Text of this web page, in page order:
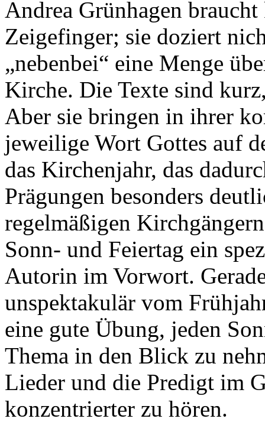
Andrea Grünhagen
Zeigefinger; sie doziert
„nebenbei“ eine Menge
Kirche. Die Texte sind
Aber sie bringen in ihrer
jeweilige Wort Gottes auf
das Kirchenjahr, das
Prägungen besonders
regelmäßigen
Sonn- und Feiertag ein
Autorin im Vorwort.
unspektakulär vom
eine gute Übung, jeden
Thema in den Blick zu
Lieder und die Predigt im
konzentrierter zu hören.